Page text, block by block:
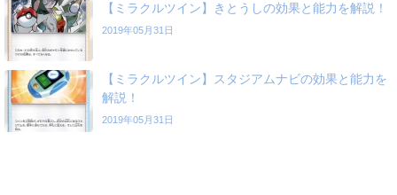
【ミラクルツイン】きとうしの効果と能力を解説！
2019年05月31日
【ミラクルツイン】スタジアムナビの効果と能力を
解説！
2019年05月31日